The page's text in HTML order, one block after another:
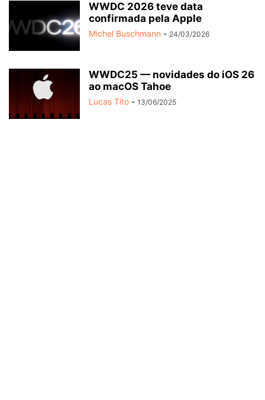
WWDC 2026 teve data
confirmada pela Apple
Michel Buschmann - 24/03/2026
WWDC25 — novidades do iOS 26
ao macOS Tahoe
Lucas Tito - 13/06/2025